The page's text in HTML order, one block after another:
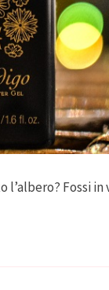
l’albero? Fossi